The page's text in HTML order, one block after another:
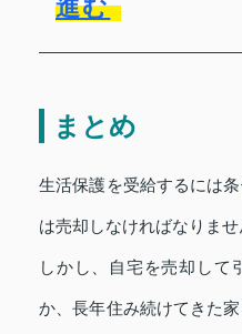
進む
まとめ
生活保護を受給するには
は売却しなければなりませ
しかし、自宅を売却して
か、長年住み続けてきた